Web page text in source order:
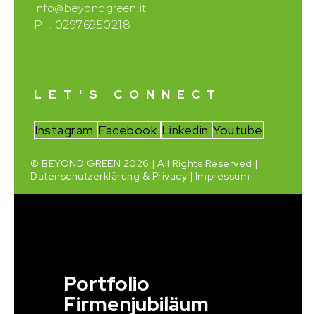
info@beyondgreen.it
P.I. 02976950218
LET'S CONNECT
Instagram Facebook Linkedin Youtube
© BEYOND GREEN 2026 | All Rights Reserved |
Datenschutzerklärung & Privacy | Impressum
Portfolio
Firmenjubiläum